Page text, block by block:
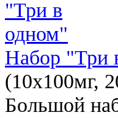
Набор "Три
(10x100мг,
Большой